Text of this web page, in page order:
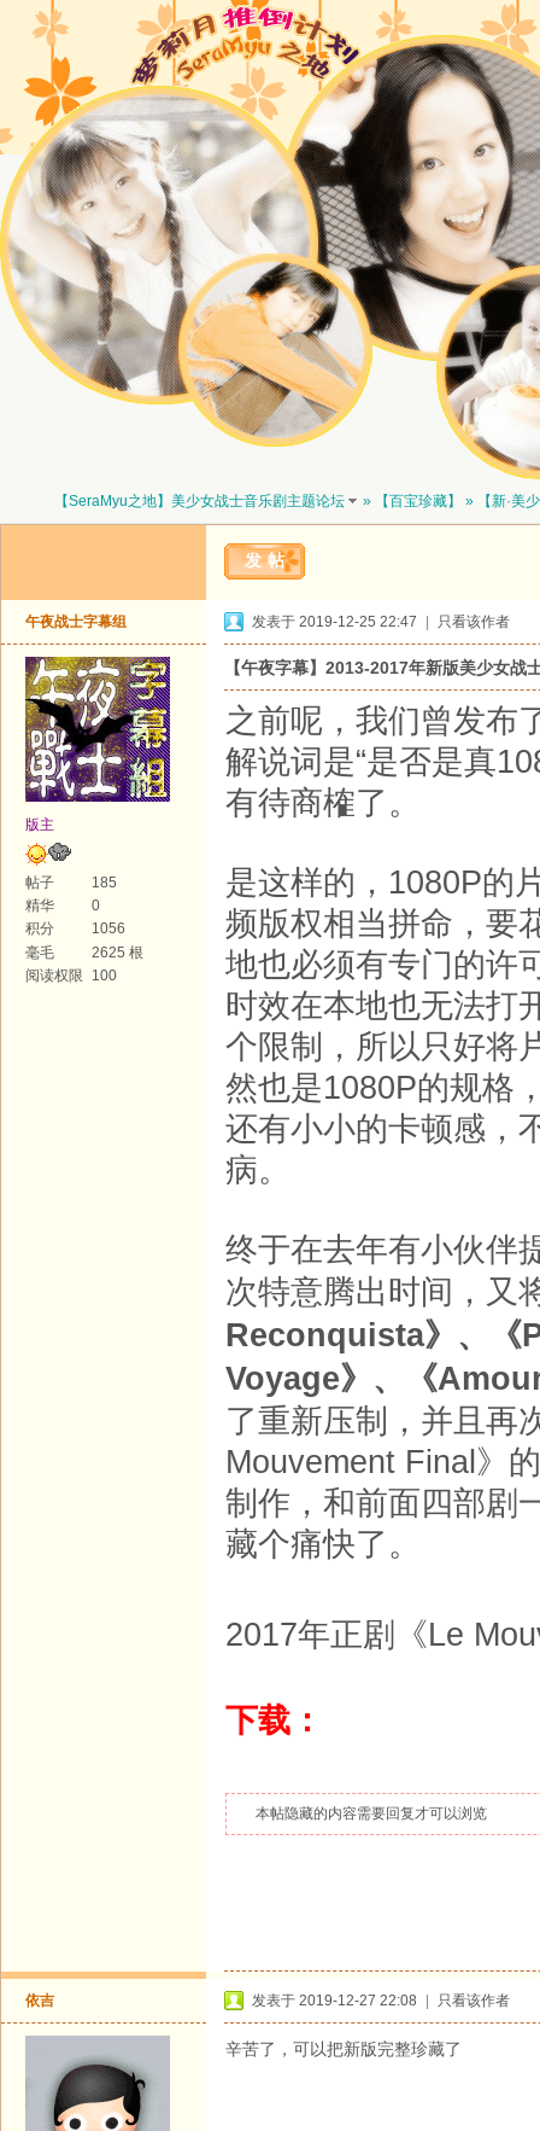
【SeraMyu之地】美少女战士音乐剧主题论坛 » 【百宝珍藏】 » 【新·美
发帖
午夜战士字幕组
版主
帖子
185
精华
0
积分
1056
毫毛
2625 根
阅读权限
100
发表于 2019-12-25 22:47 只看该作者
【午夜字幕】2013-2017年新版美少女战
之前呢，我们曾发布
解说词是“是否是真
有待商榷了。
是这样的，1080P的
频版权相当拼命，要
地也必须有专门的许
时效在本地也无法打
个限制，所以只好将
然也是1080P的规格
还有小小的卡顿感，
病。
终于在去年有小伙伴
次特意腾出时间，又
Reconquista》、《
Voyage》、《
了重新压制，并且再
Mouvement Final》
制作，和前面四部剧
藏个痛快了。
2017年正剧《Le
下载：
本帖隐藏的内容需要回复才可以浏览
依吉 发表于 2019-12-27 22:08 只看该作者
辛苦了，可以把新版完整珍藏了